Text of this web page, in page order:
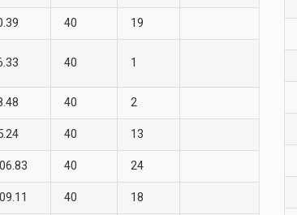
40 19
40 1
40 2
40 13
40 24
40 18